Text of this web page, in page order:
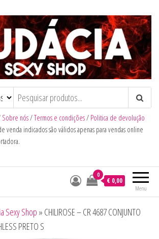
Shop
Sobre nós/Termos e condições/ Politica de devolução
venda indicados são válidos apenas para vendas online
Menu
0
€ 0,00
Sexy Shop » CHILIROSE – CR 4687 CONJUNTO
PRETO S